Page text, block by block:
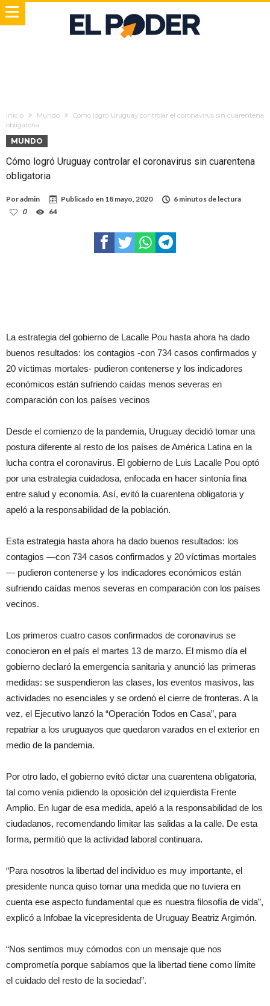
Inicio Mundo
Cómo logró Uruguay controlar el coronavirus sin cuarentena
obligatoria
MUNDO
Cómo logró Uruguay controlar el coronavirus sin cuarentena
obligatoria
Poradmin Publicado en 18 mayo, 2020
6 minutos de lectura
0
64
La estrategia del gobierno de Lacalle Pou hasta ahora ha dado
buenos resultados: los contagios -con 734 casos confirmados y
20 víctimas mortales- pudieron contenerse y los indicadores
económicos están sufriendo caídas menos severas en
comparación con los países vecinos
Desde el comienzo de la pandemia, Uruguay decidió tomar una
postura diferente al resto de los países de América Latina en la
lucha contra el coronavirus. El gobierno de Luis Lacalle Pou optó
por una estrategia cuidadosa, enfocada en hacer sintonía fina
entre salud y economía. Así, evitó la cuarentena obligatoria y
apeló a la responsabilidad de la población.
Esta estrategia hasta ahora ha dado buenos resultados: los
contagios —con 734 casos confirmados y 20 víctimas mortales
— pudieron contenerse y los indicadores económicos están
sufriendo caídas menos severas en comparación con los países
vecinos.
Los primeros cuatro casos confirmados de coronavirus se
conocieron en el país el martes 13 de marzo. El mismo día el
gobierno declaró la emergencia sanitaria y anunció las primeras
medidas: se suspendieron las clases, los eventos masivos, las
actividades no esenciales y se ordenó el cierre de fronteras. A la
vez, el Ejecutivo lanzó la “Operación Todos en Casa”, para
repatriar a los uruguayos que quedaron varados en el exterior en
medio de la pandemia.
Por otro lado, el gobierno evitó dictar una cuarentena obligatoria,
tal como venía pidiendo la oposición del izquierdista Frente
Amplio. En lugar de esa medida, apeló a la responsabilidad de los
ciudadanos, recomendando limitar las salidas a la calle. De esta
forma, permitió que la actividad laboral continuara.
“Para nosotros la libertad del individuo es muy importante, el
presidente nunca quiso tomar una medida que no tuviera en
cuenta ese aspecto fundamental que es nuestra filosofía de vida”,
explicó a Infobae la vicepresidenta de Uruguay Beatriz Argimón.
“Nos sentimos muy cómodos con un mensaje que nos
comprometía porque sabíamos que la libertad tiene como límite
el cuidado del resto de la sociedad”.